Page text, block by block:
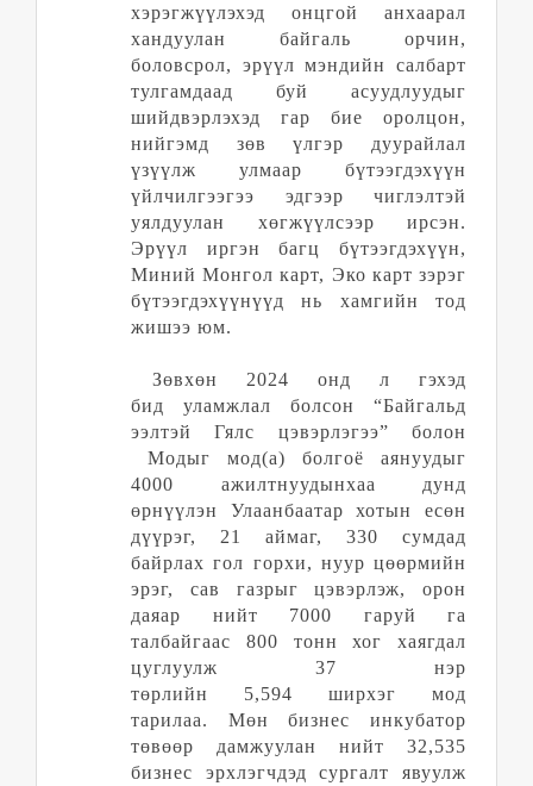
хэрэгжүүлэхэд онцгой анхаарал
хандуулан байгаль орчин,
боловсрол, эрүүл мэндийн салбарт
тулгамдаад буй асуудлуудыг
шийдвэрлэхэд гар бие оролцон,
нийгэмд зөв үлгэр дуурайлал
үзүүлж улмаар бүтээгдэхүүн
үйлчилгээгээ эдгээр чиглэлтэй
уялдуулан хөгжүүлсээр ирсэн.
Эрүүл иргэн багц бүтээгдэхүүн,
Миний Монгол карт, Эко карт зэрэг
бүтээгдэхүүнүүд нь хамгийн тод
жишээ юм.
Зөвхөн 2024 онд л гэхэд
бид уламжлал болсон “Байгальд
ээлтэй Гялс цэвэрлэгээ” болон
Модыг мод(а) болгоё аянуудыг
4000 ажилтнуудынхаа дунд
өрнүүлэн Улаанбаатар хотын есөн
дүүрэг, 21 аймаг, 330 сумдад
байрлах гол горхи, нуур цөөрмийн
эрэг, сав газрыг цэвэрлэж, орон
даяар нийт 7000 гаруй га
талбайгаас 800 тонн хог хаягдал
цуглуулж 37 нэр
төрлийн 5,594 ширхэг мод
тарилаа.
Мөн бизнес инкубатор
төвөөр дамжуулан нийт 32,535
бизнес эрхлэгчдэд сургалт явуулж